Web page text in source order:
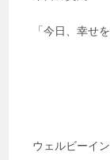
「今日、幸せ
ウェルビーイ